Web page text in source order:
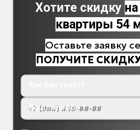
Хотите скидку
квартиры 54
Оставьте заявку
ПОЛУЧИТЕ
Ваш телефон *